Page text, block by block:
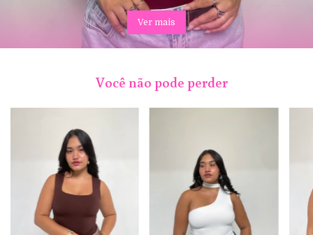
Ver mais
Você não pode perder